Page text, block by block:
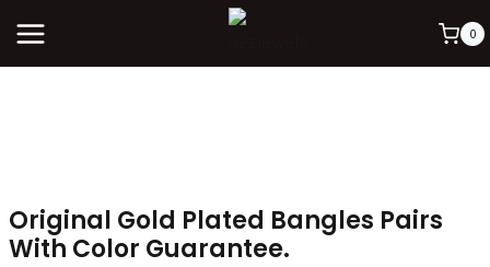
0
Original Gold Plated Bangles Pairs
With Color Guarantee.